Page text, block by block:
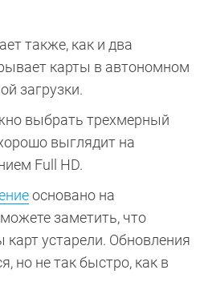
также, как и два
карты в автономном
загрузки.
выбрать трехмерный
выглядит на
Full HD.
основано на
заметить, что
карт устарели. Обновления
но не так быстро, как в